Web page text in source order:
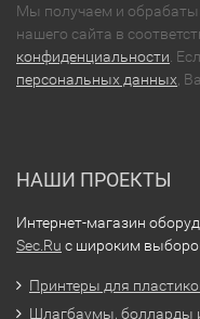
Мы получаем и
нашего сайта в
конфиденциальности .
персональных данных ,
НАШИ ПРОЕКТЫ
Интернет-магазин
Sec.Ru с широким
Принтеры для
Шлагбаумы, болларды